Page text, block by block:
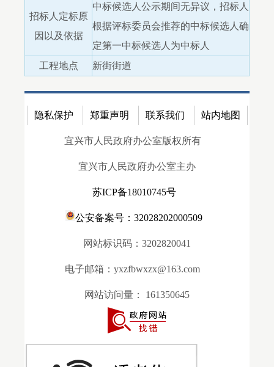
招标人定标原
因以及依据
中标候选人公示期间无异议，招标人
根据评标委员会推荐的中标候选人确
定第一中标候选人为中标人
工程地点
新街街道
隐私保护 郑重声明 联系我们 站内地图
宜兴市人民政府办公室版权所有
宜兴市人民政府办公室主办
苏ICP备18010745号
公安备案号：32028202000509
网站标识码：3202820041
电子邮箱：yxzfbwxzx@163.com
网站访问量： 161350645